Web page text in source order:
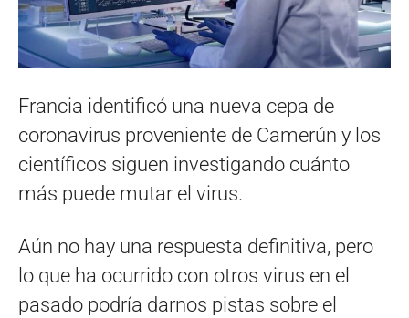
Francia identificó una nueva cepa de
coronavirus proveniente de Camerún y los
científicos siguen investigando cuánto
más puede mutar el virus.
Aún no hay una respuesta definitiva, pero
lo que ha ocurrido con otros virus en el
pasado podría darnos pistas sobre el